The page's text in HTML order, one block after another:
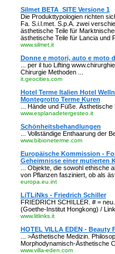
Silmet BETA_SITE Versione 1
Die Produkttypologien richten
Fa. S.i.l.met. S.p.A. zwei
ästhetische Teile für
ästhetische Teile für Lancia und
www.silmet.it
Donne e motori, auto e moto
... per il tuo Lifting
Chirurgie Methoden ...
it.geocities.com
Hotel Terme Italien Hotel
Montegrotto Terme Kuren
... Hände und Füße. Ästhetische
www.esplanadetergesteo.it
Schönheitsbehandlungen
... Vollständige Enthaarung der
www.bibioneterme.com
Europäische Kommission -
Geheimnisse einer mutierten
... Objekte, die sowohl ethische
von Pflanzen fasziniert, ob als
europa.eu.int
LiTLiNks - Friedrich Schiller
FRIEDRICH SCHILLER. # =
(Goethe-Institut Hongkong) /
www.litlinks.it
HOTEL VILLA EDEN - Beauty
... >Ästhetische Medizin.
Morphodynamisch-Ästhetische
www.villa-eden.com